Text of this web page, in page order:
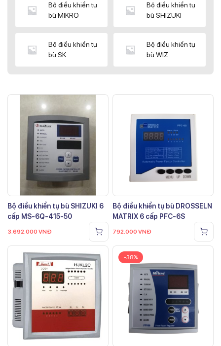
Bộ điều khiển tụ
bù MIKRO
Bộ điều khiển tụ
bù SHIZUKI
Bộ điều khiển tụ
bù SK
Bộ điều khiển tụ
bù WIZ
Bộ điều khiển tụ bù SHIZUKI 6
cấp MS-6Q-415-50
3.692.000 VNĐ
Bộ điều khiển tụ bù DROSSELN
MATRIX 6 cấp PFC-6S
792.000 VNĐ
-38%